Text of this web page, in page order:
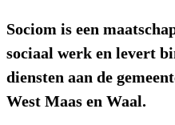
Sociom is een
sociaal werk en levert
diensten aan de
West Maas en Waal.